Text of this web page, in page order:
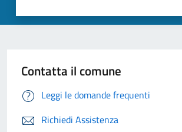
Contatta il comune
Leggi le domande frequenti
Richiedi Assistenza